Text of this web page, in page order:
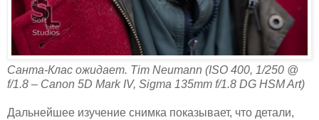
Санта-Клас ожидает. Tim Neumann (ISO 400, 1/250 @
f/1.8 – Canon 5D Mark IV, Sigma 135mm f/1.8 DG HSM Art)
Дальнейшее изучение снимка показывает, что детали,